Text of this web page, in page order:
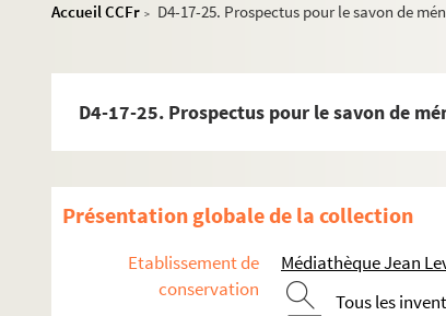
Accueil CCFr >
D4-17-25. Prospectus pour le savon de
D4-17-25. Prospectus pour le savon de
Présentation globale de la collection
Etablissement de
conservation
Médiathèque Jean
Tous les
D4-17-8. Au bonheur des dames
D4-17-11. Henri Carette, charpente-menuiserie
D4-17-13. Carte postale Brasserie Vauban
D4-17-14. Corset sur mesure Louis Paulin